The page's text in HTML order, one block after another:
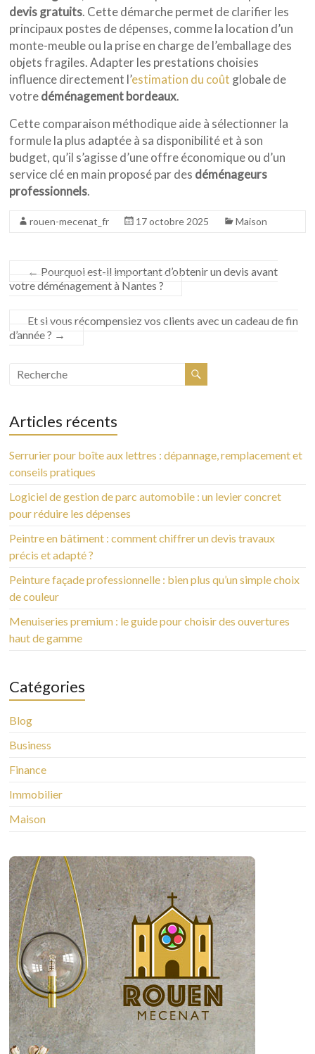
devis gratuits. Cette démarche permet de clarifier les
principaux postes de dépenses, comme la location d’un
monte-meuble ou la prise en charge de l’emballage des
objets fragiles. Adapter les prestations choisies
influence directement l’estimation du coût globale de
votredéménagement bordeaux.
Cette comparaison méthodique aide à sélectionner la
formule la plus adaptée à sa disponibilité et à son
budget, qu’il s’agisse d’une offre économique ou d’un
service clé en main proposé par des déménageurs
professionnels.
rouen-mecenat_fr 17 octobre 2025 Maison
← Pourquoi est-il important d’obtenir un devis avant
votre déménagement à Nantes ?
Et si vous récompensiez vos clients avec un cadeau de fin
d’année ? →
Articles récents
Serrurier pour boîte aux lettres : dépannage, remplacement et
conseils pratiques
Logiciel de gestion de parc automobile : un levier concret
pour réduire les dépenses
Peintre en bâtiment : comment chiffrer un devis travaux
précis et adapté ?
Peinture façade professionnelle : bien plus qu’un simple choix
de couleur
Menuiseries premium : le guide pour choisir des ouvertures
haut de gamme
Catégories
Blog
Business
Finance
Immobilier
Maison